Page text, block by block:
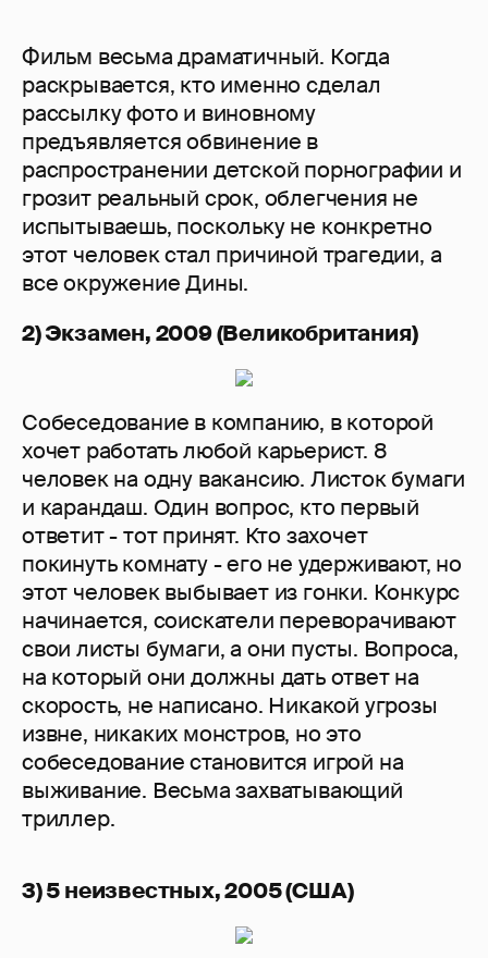
Фильм весьма драматичный. Когда
раскрывается, кто именно сделал
рассылку фото и виновному
предъявляется обвинение в
распространении детской порнографии и
грозит реальный срок, облегчения не
испытываешь, поскольку не конкретно
этот человек стал причиной трагедии, а
все окружение Дины.
2) Экзамен, 2009 (Великобритания)
Собеседование в компанию, в которой
хочет работать любой карьерист. 8
человек на одну вакансию. Листок бумаги
и карандаш. Один вопрос, кто первый
ответит - тот принят. Кто захочет
покинуть комнату - его не удерживают, но
этот человек выбывает из гонки. Конкурс
начинается, соискатели переворачивают
свои листы бумаги, а они пусты. Вопроса,
на который они должны дать ответ на
скорость, не написано. Никакой угрозы
извне, никаких монстров, но это
собеседование становится игрой на
выживание. Весьма захватывающий
триллер.
3) 5 неизвестных, 2005 (США)